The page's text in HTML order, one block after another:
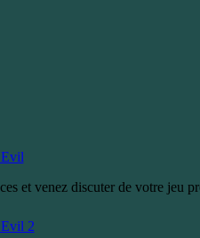
et venez discuter de votre jeu
2